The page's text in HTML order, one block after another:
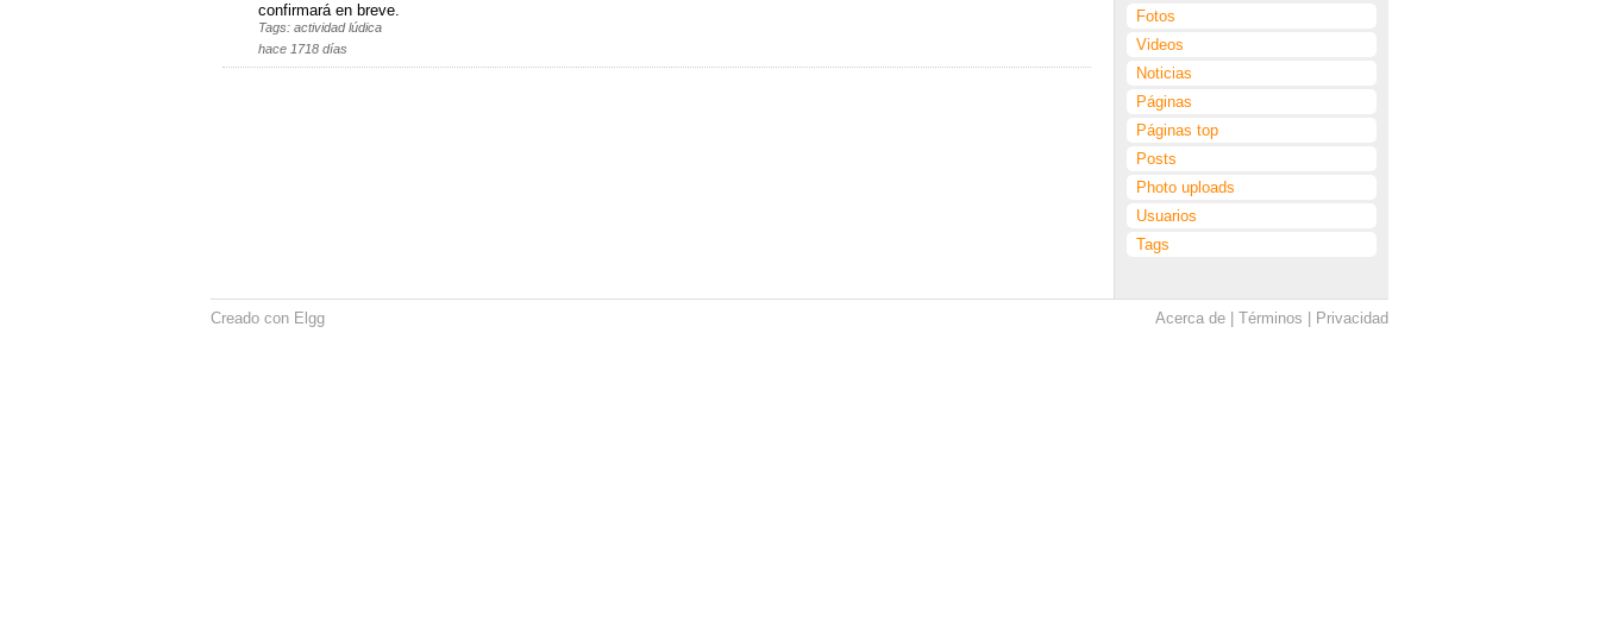
Fotos
Videos
Noticias
Páginas
Páginas top
Posts
Photo uploads
Usuarios
Tags
confirmará en breve.
Tags: actividad lúdica
hace 1718 días
Acerca de Términos Privacidad
Creado con Elgg